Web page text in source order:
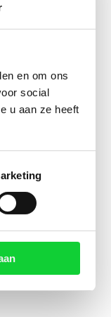
en om ons
social
u aan ze heeft